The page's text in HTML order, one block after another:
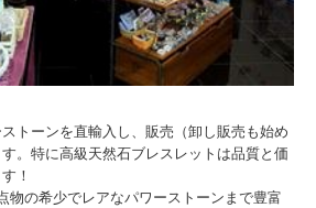
トーンを直輸入し、販売（卸し販売も始め
。特に高級天然石ブレスレットは品質と価
！
物の希少でレアなパワーストーンまで豊富